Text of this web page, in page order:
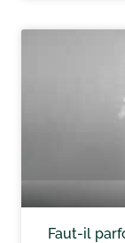
Faut-il